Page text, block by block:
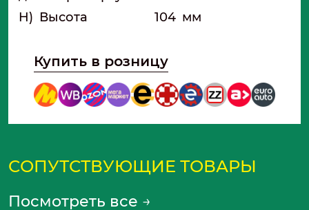
H) Высота 104 мм
Купить в розницу
СОПУТСТВУЮЩИЕ ТОВАРЫ
Посмотреть все →